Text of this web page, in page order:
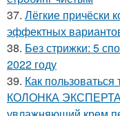
37. Лёгкие причёски
эффектных
38. Без стрижки: 5
2022 году
39. Как
КОЛОНКА ЭКСПЕРТА.